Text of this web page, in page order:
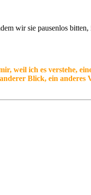
wir sie pausenlos
weil ich es verstehe,
Blick, ein